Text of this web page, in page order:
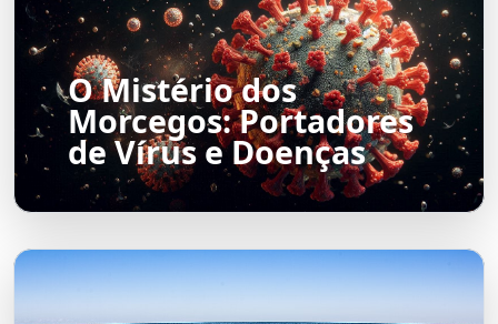
O Mistério dos
Morcegos: Portadores
de Vírus e Doenças